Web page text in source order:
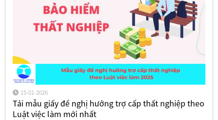
15-01-2026
Tải mẫu giấy đề nghị hưởng trợ cấp thất nghiệp theo
Luật việc làm mới nhất